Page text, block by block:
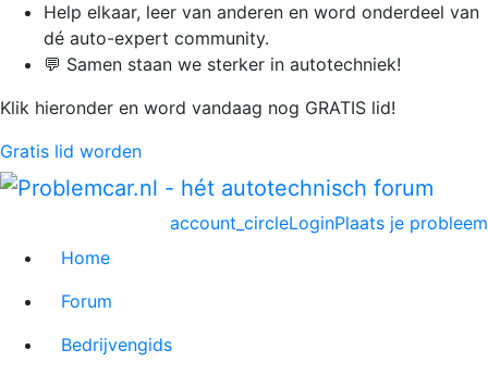
Help elkaar, leer van anderen en word onderdeel van
dé auto-expert community.
💬 Samen staan we sterker in autotechniek!
Klik hieronder en word vandaag nog GRATIS lid!
Gratis lid worden
Plaats je probleem
account_circleLogin
Home
Forum
Bedrijvengids